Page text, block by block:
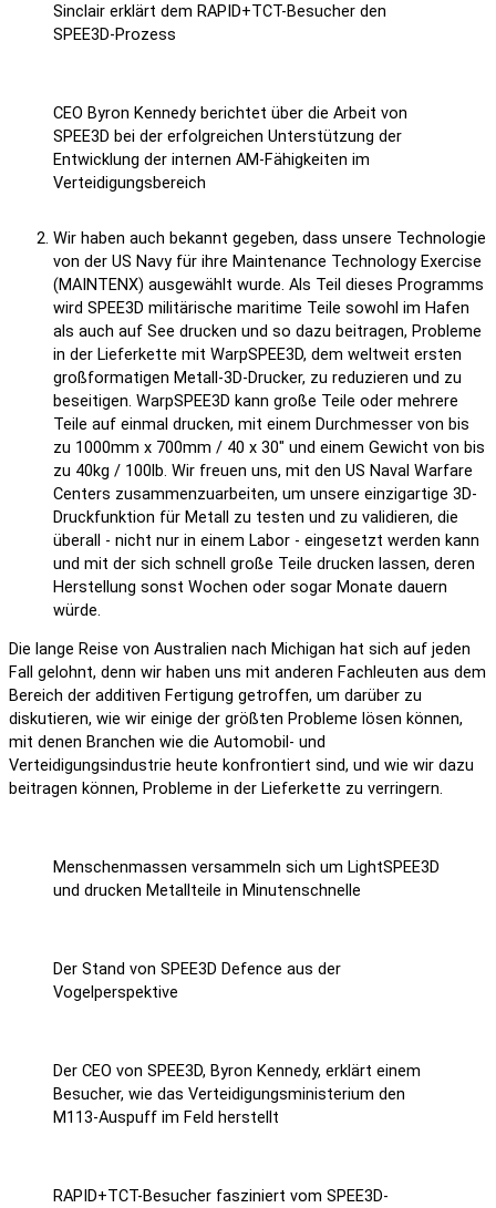
Sinclair erklärt dem RAPID+TCT-Besucher den
SPEE3D-Prozess
CEO Byron Kennedy berichtet über die Arbeit von
SPEE3D bei der erfolgreichen Unterstützung der
Entwicklung der internen AM-Fähigkeiten im
Verteidigungsbereich
Wir haben auch bekannt gegeben, dass unsere Technologie
von der US Navy für ihre Maintenance Technology Exercise
(MAINTENX) ausgewählt wurde. Als Teil dieses Programms
wird SPEE3D militärische maritime Teile sowohl im Hafen
als auch auf See drucken und so dazu beitragen, Probleme
in der Lieferkette mit WarpSPEE3D, dem weltweit ersten
großformatigen Metall-3D-Drucker, zu reduzieren und zu
beseitigen. WarpSPEE3D kann große Teile oder mehrere
Teile auf einmal drucken, mit einem Durchmesser von bis
zu 1000mm x 700mm / 40 x 30" und einem Gewicht von bis
zu 40kg / 100lb. Wir freuen uns, mit den US Naval Warfare
Centers zusammenzuarbeiten, um unsere einzigartige 3D-
Druckfunktion für Metall zu testen und zu validieren, die
überall - nicht nur in einem Labor - eingesetzt werden kann
und mit der sich schnell große Teile drucken lassen, deren
Herstellung sonst Wochen oder sogar Monate dauern
würde.
Die lange Reise von Australien nach Michigan hat sich auf jeden
Fall gelohnt, denn wir haben uns mit anderen Fachleuten aus dem
Bereich der additiven Fertigung getroffen, um darüber zu
diskutieren, wie wir einige der größten Probleme lösen können,
mit denen Branchen wie die Automobil- und
Verteidigungsindustrie heute konfrontiert sind, und wie wir dazu
beitragen können, Probleme in der Lieferkette zu verringern.
Menschenmassen versammeln sich um LightSPEE3D
und drucken Metallteile in Minutenschnelle
Der Stand von SPEE3D Defence aus der
Vogelperspektive
Der CEO von SPEE3D, Byron Kennedy, erklärt einem
Besucher, wie das Verteidigungsministerium den
M113-Auspuff im Feld herstellt
RAPID+TCT-Besucher fasziniert vom SPEE3D-